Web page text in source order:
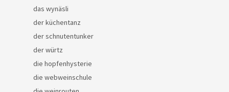
das wynäsli
der küchentanz
der schnutentunker
der würtz
die hopfenhysterie
die webweinschule